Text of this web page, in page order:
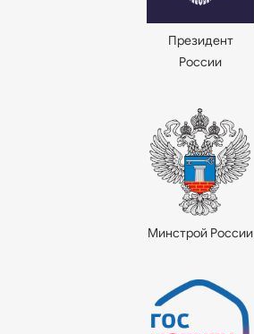
Президент
России
Минстрой России